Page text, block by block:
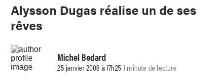
Alysson Dugas réalise un de ses
rêves
Michel Bedard
25 janvier 2008 à 17h25 1 minute de lecture